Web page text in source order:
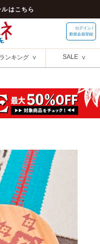
はこちら
ログイン /
新規会員登録
ランキング SALE